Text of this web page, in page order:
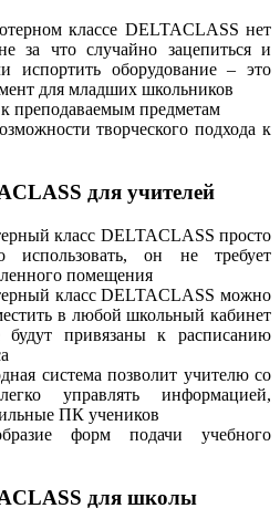
классе DELTACLASS нет
за что случайно зацепиться и
испортить оборудование – это
для младших школьников
преподаваемым предметам
творческого подхода к
для учителей
класс DELTACLASS просто
использовать, он не требует
помещения
класс DELTACLASS можно
в любой школьный кабинет
привязаны к расписанию
система позволит учителю со
управлять информацией,
ПК учеников
форм подачи учебного
для школы